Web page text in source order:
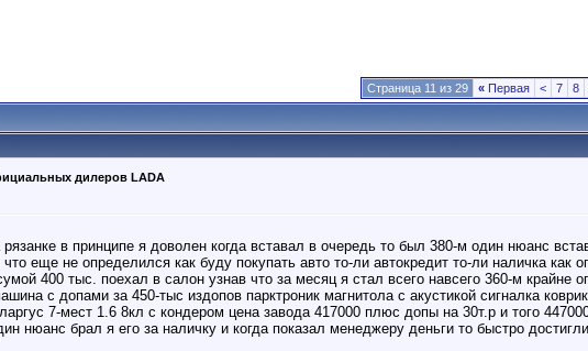
Страница 11 из 29 « Первая < 7 8
дилеров LADA
в принципе я доволен когда вставал в очередь то был 380-м один нюанс
еще не определился как буду покупать авто то-ли автокредит то-ли наличка
400 тыс. поехал в салон узнав что за месяц я стал всего навсего 360-м крайне
с допами за 450-тыс издопов парктроник магнитола с акустикой сигналка
7-мест 1.6 8кл с кондером цена завода 417000 плюс допы на 30т.р и того
нюанс брал я его за наличку и когда показал менеджеру деньги то быстро